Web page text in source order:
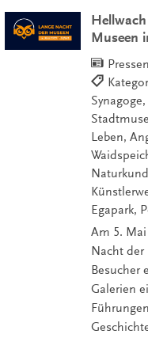
Museen
Leben,
Egapark,
Am 5. Mai
Nacht der
Besucher
Galerien